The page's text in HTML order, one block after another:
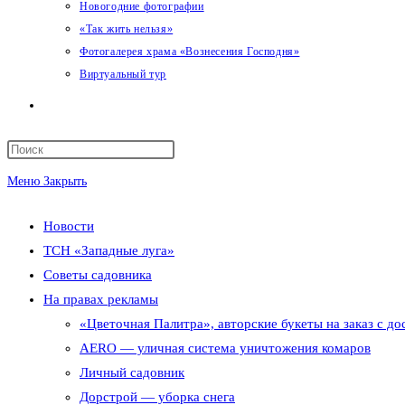
Новогодние фотографии
«Так жить нельзя»
Фотогалерея храма «Вознесения Господня»
Виртуальный тур
поиск
по
веб-
сайту
Меню Закрыть
Новости
ТСН «Западные луга»
Советы садовника
На правах рекламы
«Цветочная Палитра», авторские букеты на заказ с
AERO — уличная система уничтожения комаров
Личный садовник
Дорстрой — уборка снега